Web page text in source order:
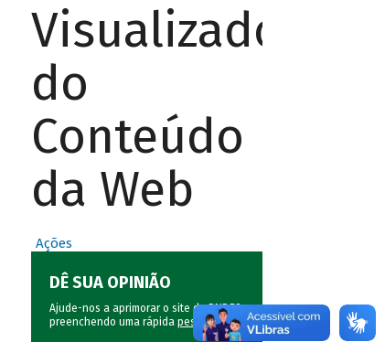
Visualizador
do
Conteúdo
da Web
Ações
DÊ SUA OPINIÃO
Ajude-nos a aprimorar o site do BNDES
preenchendo uma rápida pesquisa.